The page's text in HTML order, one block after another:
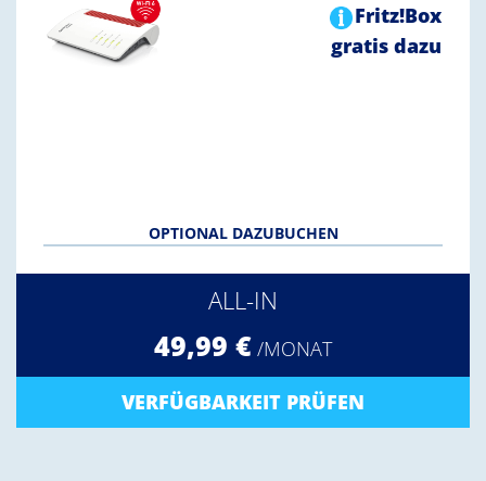
Fritz!Box
gratis dazu
OPTIONAL DAZUBUCHEN
ALL-IN
49,99 € /MONAT
VERFÜGBARKEIT PRÜFEN